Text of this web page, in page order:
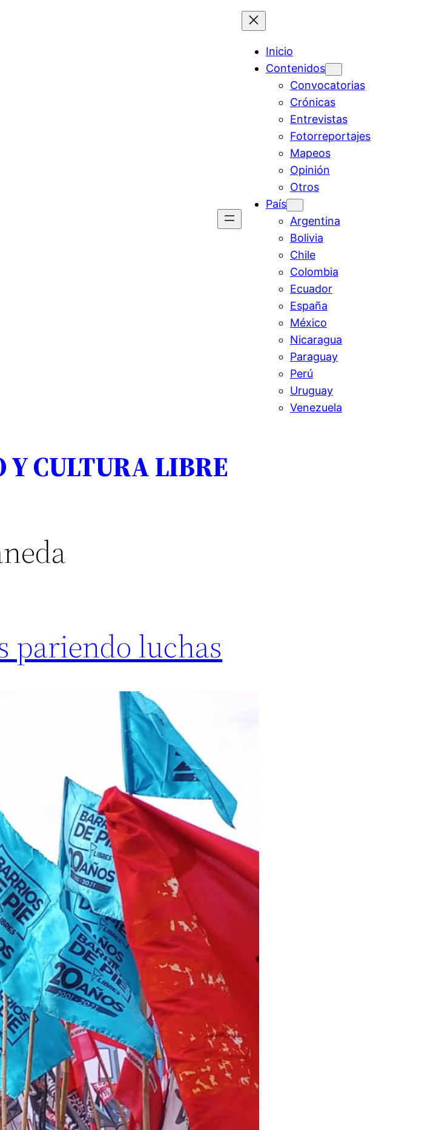
Inicio
Contenidos
Convocatorias
Crónicas
Entrevistas
Fotorreportajes
Mapeos
Opinión
Otros
País
Argentina
Bolivia
Chile
Colombia
Ecuador
España
México
Nicaragua
Paraguay
Perú
Uruguay
Venezuela
CULTURA LIBRE
pariendo luchas